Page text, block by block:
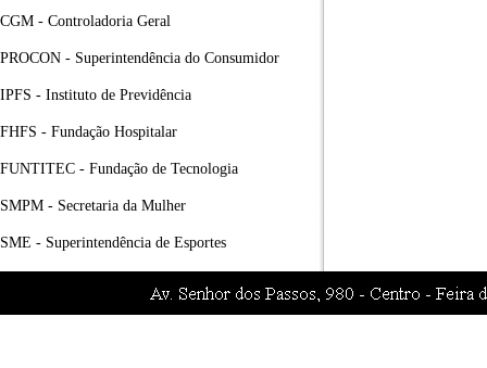
CGM - Controladoria Geral
PROCON - Superintendência do Consumidor
IPFS - Instituto de Previdência
FHFS - Fundação Hospitalar
FUNTITEC - Fundação de Tecnologia
SMPM - Secretaria da Mulher
SME - Superintendência de Esportes